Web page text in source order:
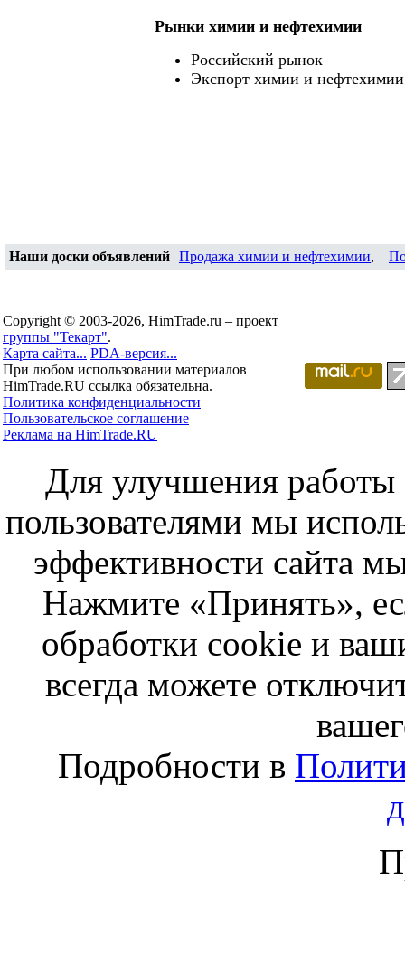
Рынки химии и нефтехимии
Российский рынок
Экспорт химии и нефтехимии
Наши доски объявлений Продажа химии и нефтехимии,
Copyright © 2003-2026, HimTrade.ru – проект
группы "Текарт".
Карта сайта... PDA-версия...
При любом использовании материалов
HimTrade.RU ссылка обязательна.
Политика конфиденциальности
Пользовательское соглашение
Реклама на HimTrade.RU
Для улучшения работы
пользователями мы
эффективности сайта
Нажмите «Принять»,
обработки cookie и
всегда можете
Подробности в